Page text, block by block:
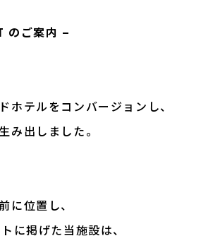
のご案内 –
ホテルをコンバージョンし、
み出しました。
に位置し、
に掲げた当施設は、